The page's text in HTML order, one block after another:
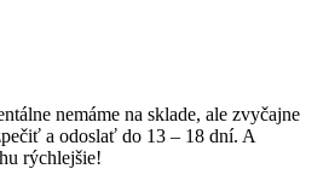
nemáme na sklade, ale zvyčajne
a odoslať do 13 – 18 dní. A
rýchlejšie!